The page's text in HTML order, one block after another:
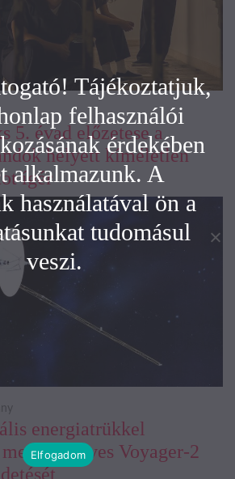
5. évad előzetese a
helyett kíméletlen
ígér
energiatrükkel
a 48 éves Voyager-2
Tájékoztatjuk,
felhasználói
érdekében
alkalmazunk. A
használatával ön a
tudomásul
veszi.
Elfogadom